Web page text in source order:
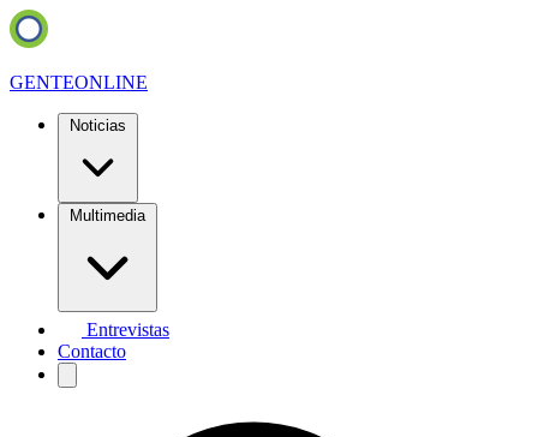
GENTEONLINE
Noticias
Multimedia
Entrevistas
Contacto